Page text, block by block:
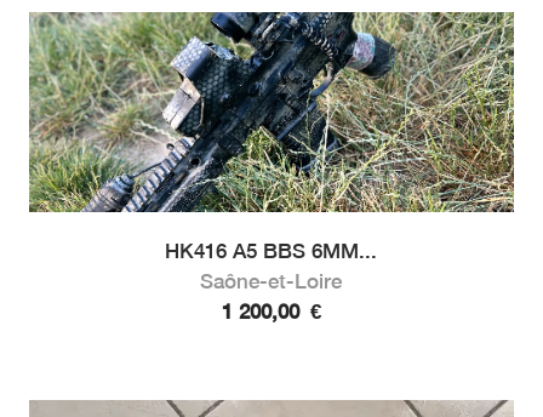
HK416 A5 BBS 6MM...
Saône-et-Loire
1 200,00 €